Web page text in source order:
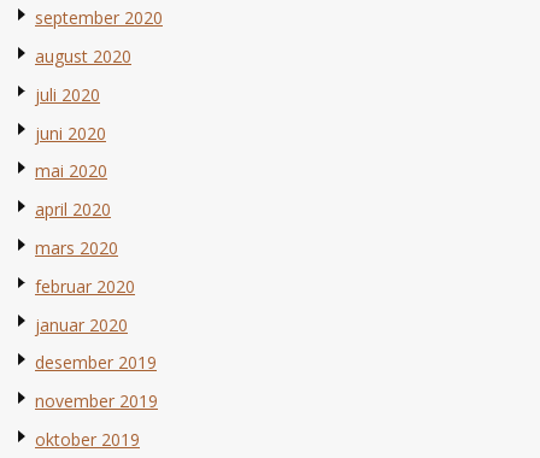
september 2020
august 2020
juli 2020
juni 2020
mai 2020
april 2020
mars 2020
februar 2020
januar 2020
desember 2019
november 2019
oktober 2019